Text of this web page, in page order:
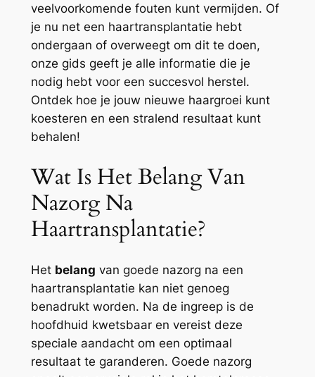
veelvoorkomende fouten kunt vermijden. Of
je nu net een haartransplantatie hebt
ondergaan of overweegt om dit te doen,
onze gids geeft je alle informatie die je
nodig hebt voor een succesvol herstel.
Ontdek hoe je jouw nieuwe haargroei kunt
koesteren en een stralend resultaat kunt
behalen!
Wat Is Het Belang Van
Nazorg Na
Haartransplantatie?
Het belang van goede nazorg na een
haartransplantatie kan niet genoeg
benadrukt worden. Na de ingreep is de
hoofdhuid kwetsbaar en vereist deze
speciale aandacht om een optimaal
resultaat te garanderen. Goede nazorg